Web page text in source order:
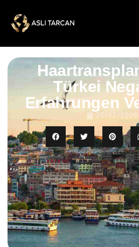
Türkei
Erfahrungen
26/02/2026